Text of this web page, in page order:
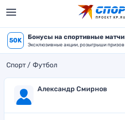
50K Бонусы на спортивные матчи
Эксклюзивные акции, розыгрыши призов
Спорт Футбол
Александр Смирнов